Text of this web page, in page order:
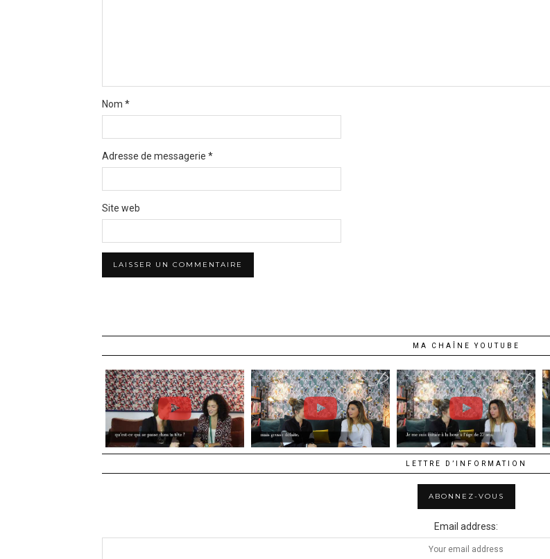
Nom *
Adresse de messagerie *
Site web
MA CHAÎNE YOUTUBE
LETTRE D’INFORMATION
Email address: